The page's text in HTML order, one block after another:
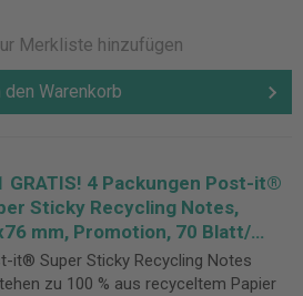
Merkliste hinzufügen
den Warenkorb
GRATIS! 4 Packungen Post-it®
Sticky Recycling Notes,
mm, Promotion, 70 Blatt/
farbig sortiert
it® Super Sticky Recycling Notes
zu 100 % aus recyceltem Papier